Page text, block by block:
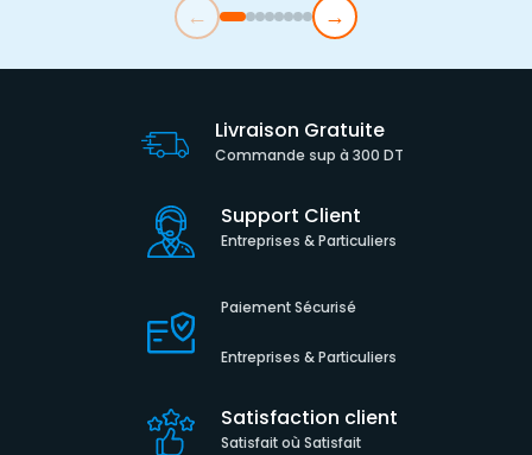
← →
Livraison Gratuite
Commande sup à 300 DT
Support Client
Entreprises & Particuliers
Paiement Sécurisé
Entreprises & Particuliers
Satisfaction client
Satisfait où Satisfait